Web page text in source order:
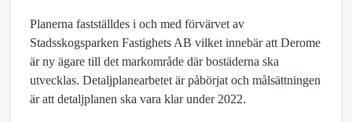
Planerna fastställdes i och med förvärvet av
Stadsskogsparken Fastighets AB vilket innebär att Derome
är ny ägare till det markområde där bostäderna ska
utvecklas. Detaljplanearbetet är påbörjat och målsättningen
är att detaljplanen ska vara klar under 2022.